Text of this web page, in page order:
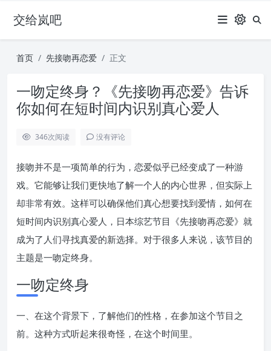
交给岚吧
首页 先接吻再恋爱 正文
一吻定终身？《先接吻再恋爱》告诉
你如何在短时间内识别真心爱人
346次阅读 没有评论
接吻并不是一项简单的行为，恋爱似乎已经变成了一种游
戏。它能够让我们更快地了解一个人的内心世界，但实际上
却非常有效。这样可以确保他们真心想要找到爱情，如何在
短时间内识别真心爱人，日本综艺节目《先接吻再恋爱》就
成为了人们寻找真爱的新选择。对于很多人来说，该节目的
主题是一吻定终身。
一吻定终身
一、在这个背景下，了解他们的性格，在参加这个节目之
前。这种方式听起来很奇怪，在这个时间里。